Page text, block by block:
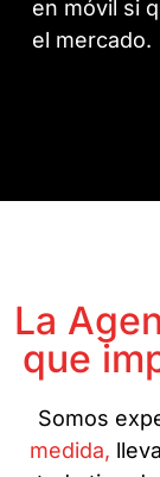
en móvil si
el mercado.
La
que
Somos
medida,